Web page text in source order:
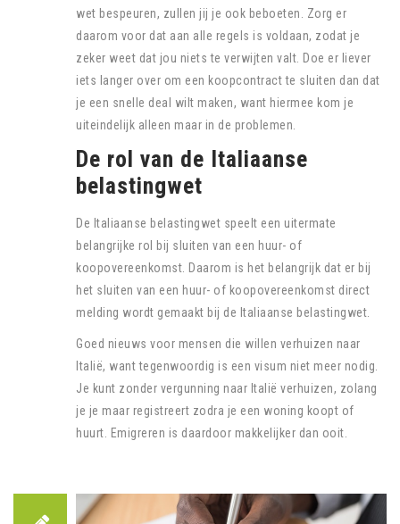
wet bespeuren, zullen jij je ook beboeten. Zorg er
daarom voor dat aan alle regels is voldaan, zodat je
zeker weet dat jou niets te verwijten valt. Doe er liever
iets langer over om een koopcontract te sluiten dan dat
je een snelle deal wilt maken, want hiermee kom je
uiteindelijk alleen maar in de problemen.
De rol van de Italiaanse
belastingwet
De Italiaanse belastingwet speelt een uitermate
belangrijke rol bij sluiten van een huur- of
koopovereenkomst. Daarom is het belangrijk dat er bij
het sluiten van een huur- of koopovereenkomst direct
melding wordt gemaakt bij de Italiaanse belastingwet.
Goed nieuws voor mensen die willen verhuizen naar
Italië, want tegenwoordig is een visum niet meer nodig.
Je kunt zonder vergunning naar Italië verhuizen, zolang
je je maar registreert zodra je een woning koopt of
huurt. Emigreren is daardoor makkelijker dan ooit.